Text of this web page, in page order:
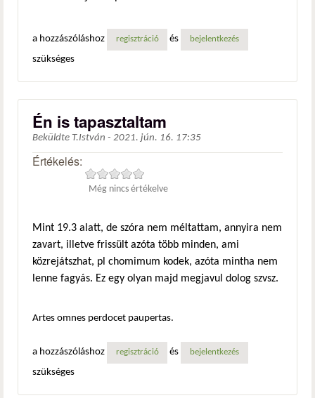
a hozzászóláshoz regisztráció és bejelentkezés
szükséges
Én is tapasztaltam
Beküldte T.István - 2021. jún. 16. 17:35
Értékelés:
Még nincs értékelve
Mint 19.3 alatt, de szóra nem méltattam, annyira nem
zavart, illetve frissült azóta több minden, ami
közrejátszhat, pl chomimum kodek, azóta mintha nem
lenne fagyás. Ez egy olyan majd megjavul dolog szvsz.
Artes omnes perdocet paupertas.
a hozzászóláshoz regisztráció és bejelentkezés
szükséges